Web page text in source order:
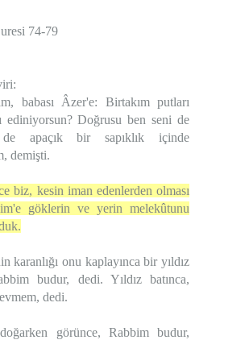
74-79
babası Âzer'e: Birtakım putları
ediniyorsun? Doğrusu ben seni de
apaçık bir sapıklık içinde
demişti.
biz, kesin iman edenlerden olması
göklerin ve yerin melekûtunu
karanlığı onu kaplayınca bir yıldız
budur, dedi. Yıldız batınca,
dedi.
görünce, Rabbim budur,